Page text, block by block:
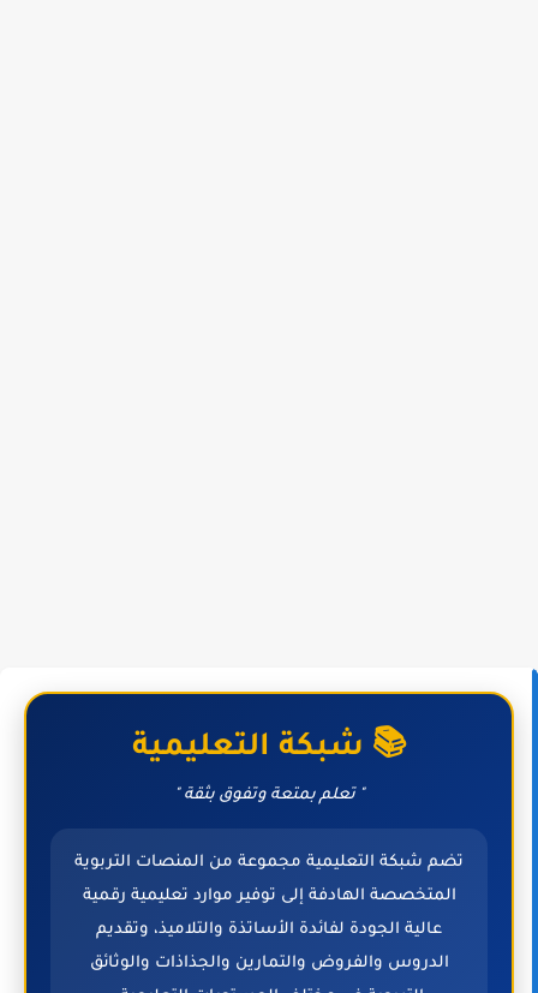
📚 شبكة التعليمية
" تعلم بمتعة وتفوق بثقة "
تضم شبكة التعليمية مجموعة من المنصات التربوية
المتخصصة الهادفة إلى توفير موارد تعليمية رقمية
عالية الجودة لفائدة الأساتذة والتلاميذ، وتقديم
الدروس والفروض والتمارين والجذاذات والوثائق